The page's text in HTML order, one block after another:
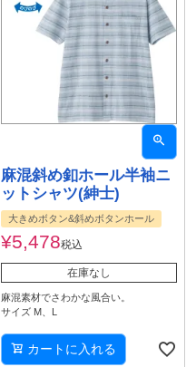
麻混斜め釦ホール半袖ニ
ットシャツ(紳士)
大きめボタン&斜めボタンホール
¥5,478税込
在庫なし
麻混素材でさわかな風合い。
サイズ M、L
カートに入れる